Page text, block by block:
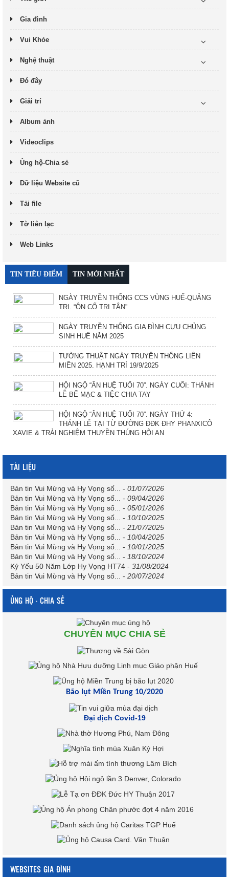
Gia đình
Vui Khỏe
Nghệ thuật
Đó đây
Giải trí
Album ảnh
Videoclips
Ủng hộ-Chia sẻ
Dữ liệu Website cũ
Tải file
Tờ liên lạc
Web Links
TIN TIÊU ĐIỂM TIN MỚI NHẤT
NGÀY TRUYỀN THỐNG CCS VÙNG HUẾ-QUẢNG
TRỊ. “ÔN CỐ TRI TÂN”
NGÀY TRUYỀN THỐNG GIA ĐÌNH CỰU CHỦNG
SINH HUẾ NĂM 2025
TƯỜNG THUẬT NGÀY TRUYỀN THỐNG LIÊN
MIỀN 2025. HẠNH TRÍ 19/9/2025
HỘI NGỘ “ÂN HUỆ TUỔI 70”. NGÀY CUỐI: THÁNH
LỄ BẾ MẠC & TIỆC CHIA TAY
HỘI NGỘ “ÂN HUỆ TUỔI 70”. NGÀY THỨ 4:
THÁNH LỄ TẠI TỪ ĐƯỜNG ĐĐK ĐHY PHANXICÔ
XAVIE & TRẢI NGHIỆM THUYỀN THÚNG HỘI AN
TÀI LIỆU
Bản tin Vui Mừng và Hy Vọng số... - 01/07/2026
Bản tin Vui Mừng và Hy Vọng số...
- 09/04/2026
Bản tin Vui Mừng và Hy Vọng số...
- 05/01/2026
Bản tin Vui Mừng và Hy Vọng số...
- 10/10/2025
Bản tin Vui Mừng và Hy Vọng số...
- 21/07/2025
Bản tin Vui Mừng và Hy Vọng số...
- 10/04/2025
Bản tin Vui Mừng và Hy Vọng số...
- 10/01/2025
Bản tin Vui Mừng và Hy Vọng số...
- 18/10/2024
Kỷ Yếu 50 Năm Lớp Hy Vọng HT74 - 31/08/2024
Bản tin Vui Mừng và Hy Vọng số...
- 20/07/2024
ỦNG HỘ - CHIA SẺ
CHUYÊN MỤC CHIA SẺ
Bão lụt Miền Trung 10/2020
Đại dịch Covid-19
WEBSITES GIA ĐÌNH